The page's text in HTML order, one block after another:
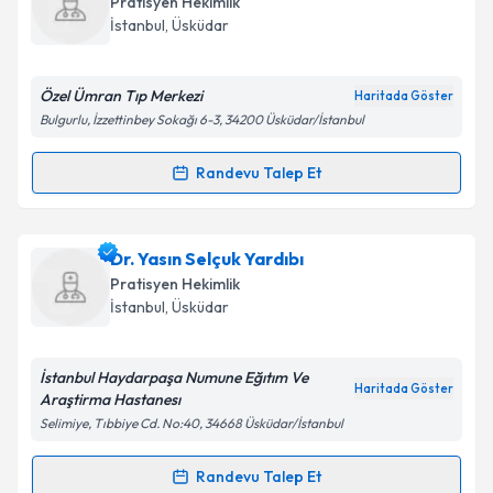
takvim hazırlandığında e-posta ile bilgilendireceğiz.
Kişisel verilerimin işlenmesine ilişkin
Metni'ni okudum ve kişisel verilerimin belirtilen
Takvim Talebini Gönder
İstanbul, Üsküdar
Özel Ümran Tıp Merkezi Haritada Göster
Bulgurlu, İzzettinbey Sokağı 6-3, 34200 Üsküdar/İstanbul
Randevu Talep Et
Randevu Takvimi Talebi
Dr. Abdıazız Yusuf Abdıiçin randevu takvimi talebi
oluşturun. Size bu uzmandan randevu almanız için bir
takvim hazırlandığında e-posta ile bilgilendireceğiz.
Kişisel verilerimin işlenmesine ilişkinAydınlatma
'ni okudum ve kişisel verilerimin belirtilen
Dr. Yasın Selçuk Yardıbı
Pratisyen Hekimlik
İstanbul, Üsküdar
İstanbul Haydarpaşa Numune Eğıtım Ve
Araştirma Hastanesı
Haritada Göster
Selimiye, Tıbbiye Cd. No:40, 34668 Üsküdar/İstanbul
Randevu Talep Et